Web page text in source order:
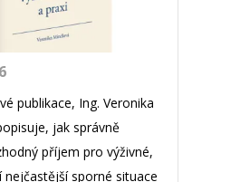
publikace, Ing. Veronika
jak správně
příjem pro výživné,
nejčastější sporné situace